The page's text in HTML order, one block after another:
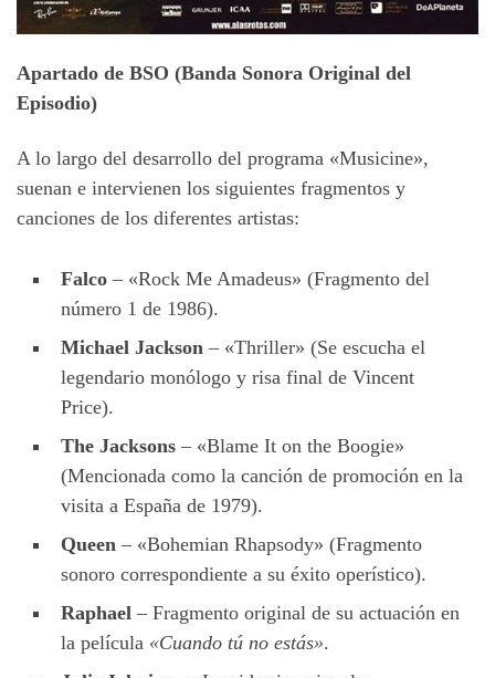
Apartado de BSO (Banda Sonora Original del
Episodio)
A lo largo del desarrollo del programa «Musicine»,
suenan e intervienen los siguientes fragmentos y
canciones de los diferentes artistas:
Falco – «Rock Me Amadeus» (Fragmento del
número 1 de 1986).
Michael Jackson – «Thriller» (Se escucha el
legendario monólogo y risa final de Vincent
Price).
The Jacksons – «Blame It on the Boogie»
(Mencionada como la canción de promoción en la
visita a España de 1979).
Queen – «Bohemian Rhapsody» (Fragmento
sonoro correspondiente a su éxito operístico).
Raphael – Fragmento original de su actuación en
la película «Cuando tú no estás».